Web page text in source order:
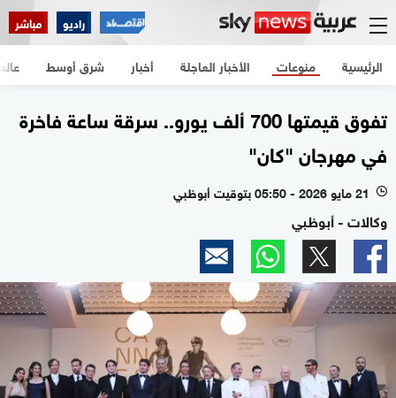
راديو مباشر
الرئيسية الأخبار العاجلة أخبار شرق أوسط منوعات
تفوق قيمتها 700 ألف يورو.. سرقة ساعة فاخرة
في مهرجان "كان"
l 21 مايو 2026 - 05:50 بتوقيت أبوظبي
وكالات - أبوظبي